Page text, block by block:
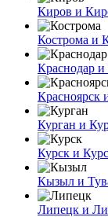
Киров и
Кострома и
Краснодар и
Красноярск
Курган и
Курск и
Кызыл и
Липецк и